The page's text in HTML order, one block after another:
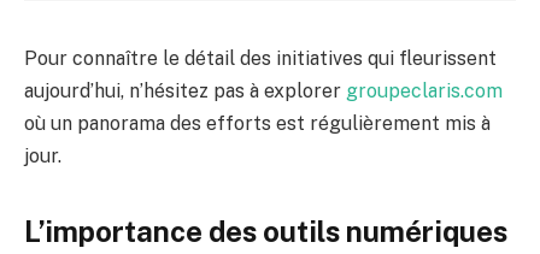
Pour connaître le détail des initiatives qui fleurissent
aujourd’hui, n’hésitez pas à explorer groupeclaris.com
où un panorama des efforts est régulièrement mis à
jour.
L’importance des outils numériques